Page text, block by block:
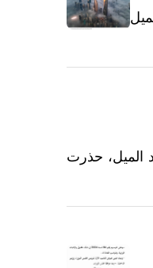
الميل، حذرت